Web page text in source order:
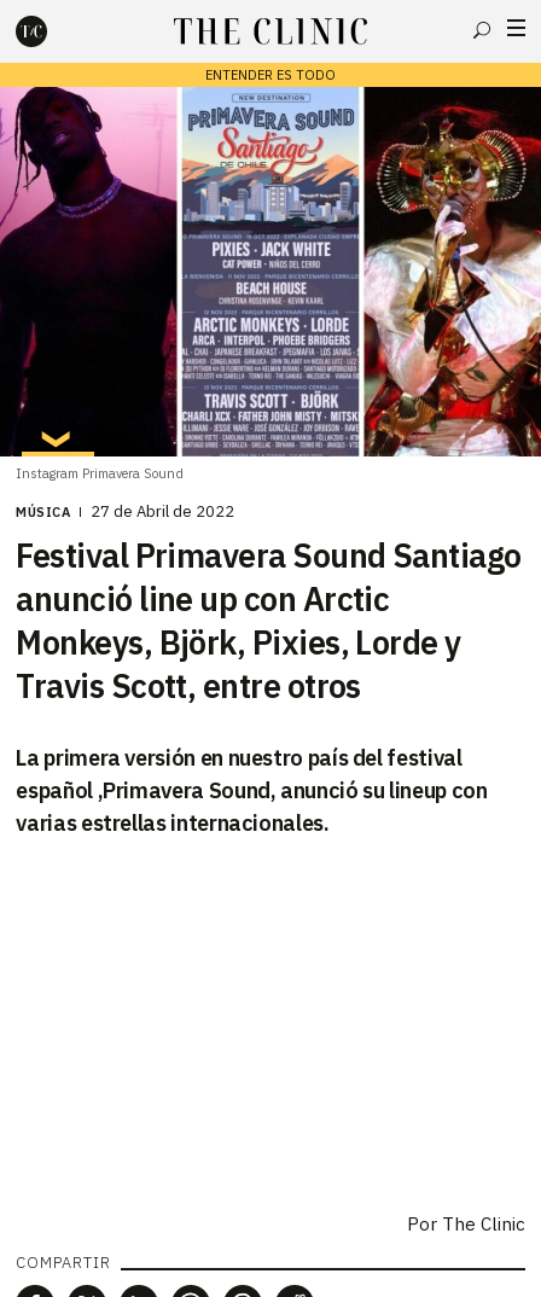
ENTENDER ES TODO
Escribe lo que deseas y presiona enter para buscar
Instagram Primavera Sound
MÚSICA 27 de Abril de 2022
Festival Primavera Sound Santiago
anunció line up con Arctic
Monkeys, Björk, Pixies, Lorde y
Travis Scott, entre otros
La primera versión en nuestro país del festival
español ,Primavera Sound, anunció su lineup con
varias estrellas internacionales.
Por The Clinic
COMPARTIR